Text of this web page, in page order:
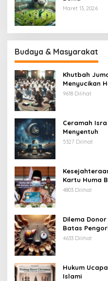
Maret 13, 2026
Budaya & Masyarakat
Khutbah
Menyucikan
9618 Dilihat
Ceramah
Menyentuh
5327 Dilihat
Kartu Huma
4803 Dilihat
Dilema
Batas
4633 Dilihat
Hukum
Islami